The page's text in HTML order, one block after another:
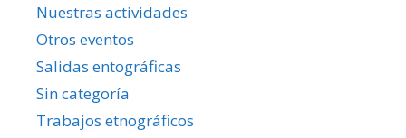
Nuestras actividades
Otros eventos
Salidas entográficas
Sin categoría
Trabajos etnográficos